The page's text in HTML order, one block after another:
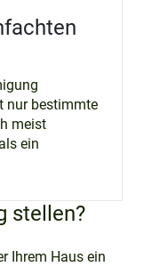
nur bestimmte
meist
ein
stellen?
Ihrem Haus ein